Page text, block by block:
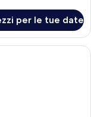
per le tue date
d'hotel con un letto